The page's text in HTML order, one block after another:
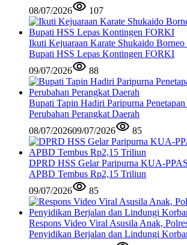
08/07/2026
107
Ikuti Kejuaraan Karate Shukaido
Bupati HSS Lepas Kontingen FORKI
09/07/2026
88
Bupati Tapin Hadiri Paripurna Penetapan
Perubahan Perangkat Daerah
08/07/202609/07/2026 85
DPRD HSS Gelar Paripurna KUA-
APBD Tembus Rp2,15 Triliun
09/07/2026
85
Respons Video Viral Asusila Anak,
Penyidikan Berjalan dan Lindungi